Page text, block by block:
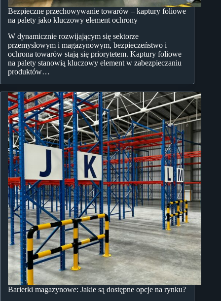
Bezpieczne przechowywanie towarów – kaptury foliowe
na palety jako kluczowy element ochrony
W dynamicznie rozwijającym się sektorze
przemysłowym i magazynowym, bezpieczeństwo i
ochrona towarów stają się priorytetem. Kaptury foliowe
na palety stanowią kluczowy element w zabezpieczaniu
produktów…
Barierki magazynowe: Jakie są dostępne opcje na rynku?